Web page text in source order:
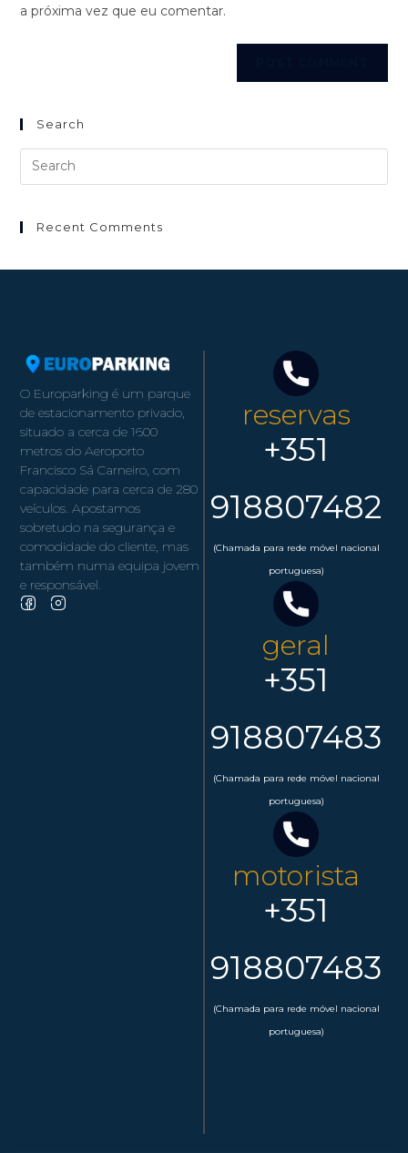
a próxima vez que eu comentar.
Search
Recent Comments
O Europarking é um parque
de estacionamento privado,
situado a cerca de 1600
metros do Aeroporto
Francisco Sá Carneiro, com
capacidade para cerca de 280
veículos. Apostamos
sobretudo na segurança e
comodidade do cliente, mas
também numa equipa jovem
e responsável.
reservas
+351
918807482
(Chamada para rede móvel nacional
portuguesa)
geral
+351
918807483
(Chamada para rede móvel nacional
portuguesa)
motorista
+351
918807483
(Chamada para rede móvel nacional
portuguesa)